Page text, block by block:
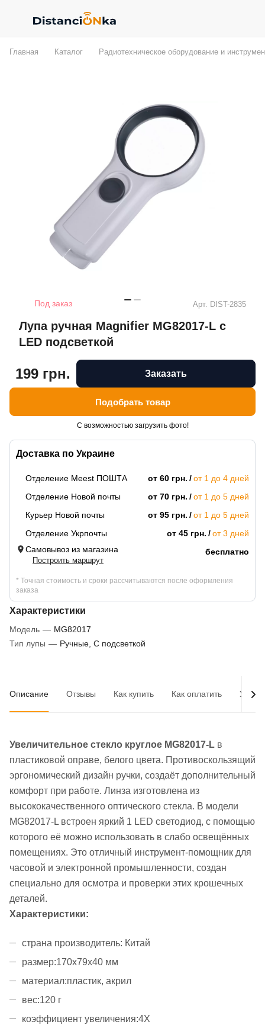
Главная Каталог Радиотехническое оборудование и
Под заказ Арт. DIST-2835
Лупа ручная Magnifier MG82017-L с
LED подсветкой
Доставка по Украине
Отделение Meest ПОШТА от 60 грн.
от 1 до 4 дней
Отделение Новой почты
от 70 грн.
от 1 до 5 дней
Курьер Новой почты
от 95 грн.
от 1 до 5 дней
Отделение Укрпочты
от 45 грн.
от 3 дней
Самовывоз из магазина
Построить маршрут
бесплатно
* Точная стоимость и сроки рассчитываются после оформления
заказа
Характеристики
Модель — MG82017
Тип лупы — Ручные, С подсветкой
199 грн. Заказать
Подобрать товар
С возможностью загрузить фото!
Описание Отзывы Как купить Как оплатить
Увеличительное стекло круглое MG82017-L в
пластиковой оправе, белого цвета. Противоскользящий
эргономический дизайн ручки, создаёт дополнительный
комфорт при работе. Линза изготовлена из
высококачественного оптического стекла. В модели
MG82017-L встроен яркий 1 LED светодиод, с помощью
которого её можно использовать в слабо освещённых
помещениях. Это отличный инструмент-помощник для
часовой и электронной промышленности, создан
специально для осмотра и проверки этих крошечных
деталей.
Характеристики:
страна производитель: Китай
размер:170х79х40 мм
материал:пластик, акрил
вес:120 г
коэффициент увеличения:4X